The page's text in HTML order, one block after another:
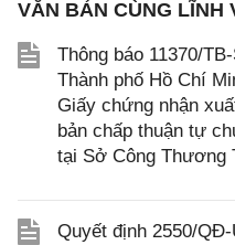
VĂN BẢN CÙNG LĨNH
Thông báo 11370/
Thành phố Hồ Chí
Giấy chứng nhận
bản chấp thuận tự
tại Sở Công Thương
Quyết định 2550/